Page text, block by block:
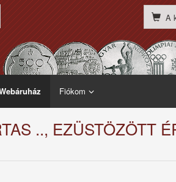
A
Fiókom
.., EZÜSTÖZÖTT